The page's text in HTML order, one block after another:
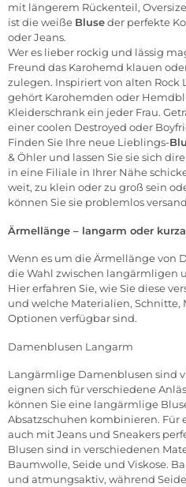
mit längerem Rückenteil,
ist die weiße Bluseder perfekte
oder Jeans.
Wer es lieber rockig und lässig
Freund das Karohemd klauen
zulegen. Inspiriert von alten Rock
gehört Karohemden oder
Kleiderschrank ein jeder Frau.
einer coolen Destroyed oder
Finden Sie Ihre neue Lieblings-
& Öhler und lassen Sie sie sich
in eine Filiale in Ihrer Nähe
weit, zu klein oder zu groß sein
können Sie sie problemlos
Ärmellänge – langarm oder
Wenn es um die Ärmellänge von
die Wahl zwischen langärmligen
Hier erfahren Sie, wie Sie diese
und welche Materialien, Schnitte,
Optionen verfügbar sind.
Damenblusen Langarm
Langärmlige Damenblusen sind
eignen sich für verschiedene
können Sie eine langärmlige
Absatzschuhen kombinieren. Für
auch mit Jeans und Sneakers
Blusen sind in verschiedenen
Baumwolle, Seide und Viskose.
und atmungsaktiv, während